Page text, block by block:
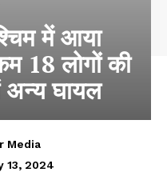
में आया
18 लोगों की
अन्य घायल
Media
13, 2024